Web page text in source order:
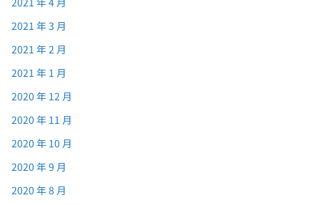
2021 年 3 月
2021 年 2 月
2021 年 1 月
2020 年 12 月
2020 年 11 月
2020 年 10 月
2020 年 9 月
2020 年 8 月